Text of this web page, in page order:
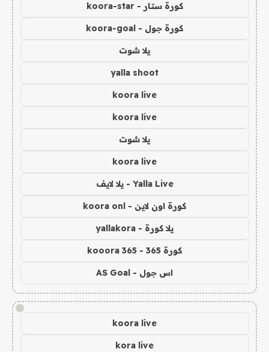
كورة ستار - koora-star
كورة جول - koora-goal
يلا شوت
yalla shoot
koora live
koora live
يلا شوت
koora live
Yalla Live - يلا لايف
كورة اون لاين - koora onl
يلا كورة - yallakora
كورة 365 - kooora 365
اس جول - AS Goal
!
koora live
kora live